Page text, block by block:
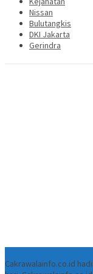
Nissan
Bulutangkis
DKI Jakarta
Gerindra
Cakrawalainfo.co.id